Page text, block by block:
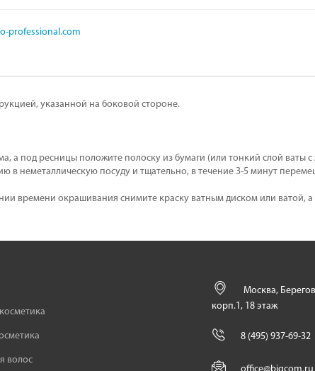
professional.com
указанной на боковой стороне.
а под ресницы положите полоску из бумаги (или тонкий слой ваты
неметаллическую посуду и тщательно, в течение 3-5 минут
времени окрашивания снимите краску ватным диском или ватой, а
волос
Москва,
корп.1, 18 этаж
8 (495) 937-69-32